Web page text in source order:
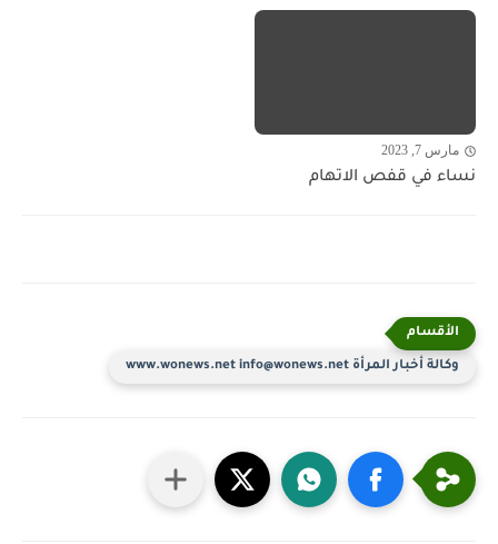
مارس 7, 2023
نساء في قفص الاتهام
وكالة أخبار المرأة www.wonews.net info@wonews.net